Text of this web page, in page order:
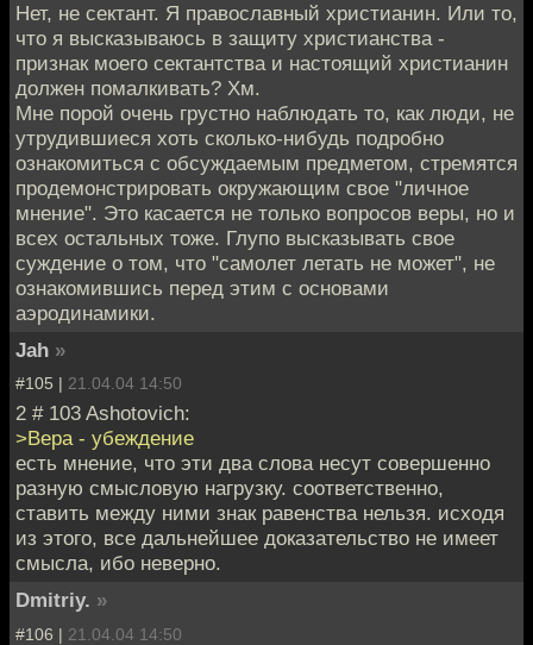
Нет, не сектант. Я православный христианин. Или то,
что я высказываюсь в защиту христианства -
признак моего сектантства и настоящий христианин
должен помалкивать? Хм.
Мне порой очень грустно наблюдать то, как люди, не
утрудившиеся хоть сколько-нибудь подробно
ознакомиться с обсуждаемым предметом, стремятся
продемонстрировать окружающим свое "личное
мнение". Это касается не только вопросов веры, но и
всех остальных тоже. Глупо высказывать свое
суждение о том, что "самолет летать не может", не
ознакомившись перед этим с основами
аэродинамики.
Jah »
#105 | 21.04.04 14:50
2 # 103 Ashotovich:
>Вера - убеждение
есть мнение, что эти два слова несут совершенно
разную смысловую нагрузку. соответственно,
ставить между ними знак равенства нельзя. исходя
из этого, все дальнейшее доказательство не имеет
смысла, ибо неверно.
Dmitriy. »
#106 | 21.04.04 14:50